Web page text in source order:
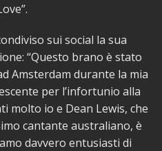
sui social la sua
“Questo brano è stato
Amsterdam durante la mia
per l’infortunio alla
molto io e Dean Lewis, che
cantante australiano, è
davvero entusiasti di